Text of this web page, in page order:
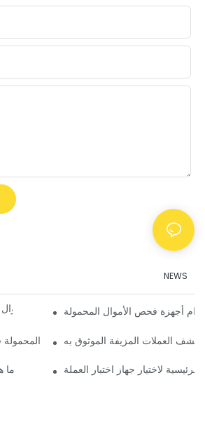
NEWS
دليل اختيار جهاز كشف
أجهزة فحص الأموال المحمولة
الفرق في تطبيقات أجهزة كشف الأموال
كشف العملات المزيفة الموثوق به
ما لاختيار جهاز اختبار العملة